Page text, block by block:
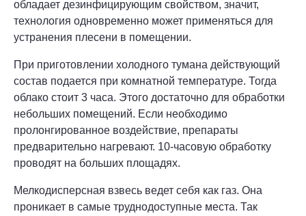
обладает дезинфицирующим свойством, значит,
технология одновременно может применяться для
устранения плесени в помещении.
При приготовлении холодного тумана действующий
состав подается при комнатной температуре. Тогда
облако стоит 3 часа. Этого достаточно для обработки
небольших помещений. Если необходимо
пролонгированное воздействие, препараты
предварительно нагревают. 10-часовую обработку
проводят на больших площадях.
Мелкодисперсная взвесь ведет себя как газ. Она
проникает в самые труднодоступные места. Так